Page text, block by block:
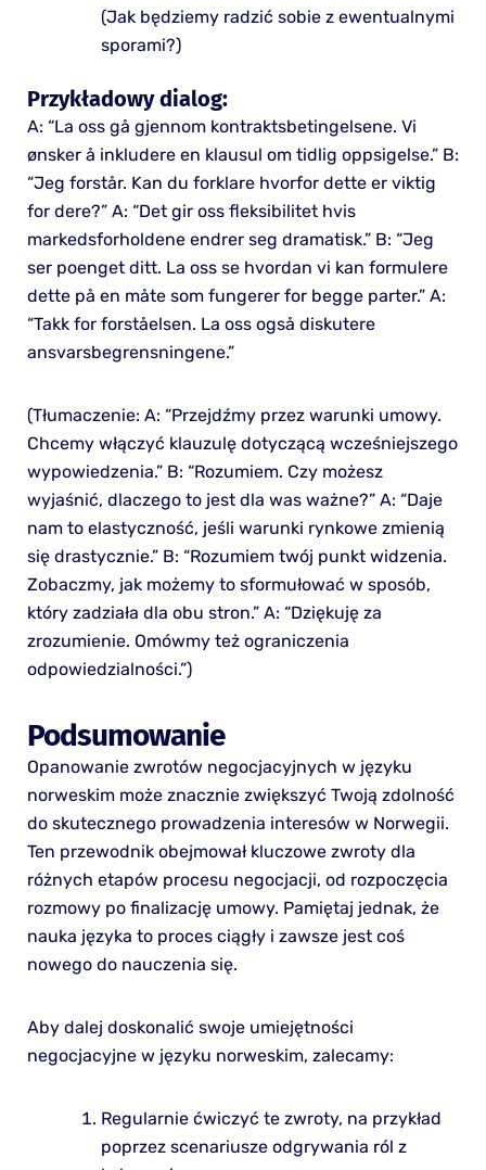
(Jak będziemy radzić sobie z ewentualnymi
sporami?)
Przykładowy dialog:
A: “La oss gå gjennom kontraktsbetingelsene. Vi
ønsker å inkludere en klausul om tidlig oppsigelse.” B:
“Jeg forstår. Kan du forklare hvorfor dette er viktig
for dere?” A: “Det gir oss fleksibilitet hvis
markedsforholdene endrer seg dramatisk.” B: “Jeg
ser poenget ditt. La oss se hvordan vi kan formulere
dette på en måte som fungerer for begge parter.” A:
“Takk for forståelsen. La oss også diskutere
ansvarsbegrensningene.”
(Tłumaczenie: A: “Przejdźmy przez warunki umowy.
Chcemy włączyć klauzulę dotyczącą wcześniejszego
wypowiedzenia.” B: “Rozumiem. Czy możesz
wyjaśnić, dlaczego to jest dla was ważne?” A: “Daje
nam to elastyczność, jeśli warunki rynkowe zmienią
się drastycznie.” B: “Rozumiem twój punkt widzenia.
Zobaczmy, jak możemy to sformułować w sposób,
który zadziała dla obu stron.” A: “Dziękuję za
zrozumienie. Omówmy też ograniczenia
odpowiedzialności.”)
Podsumowanie
Opanowanie zwrotów negocjacyjnych w języku
norweskim może znacznie zwiększyć Twoją zdolność
do skutecznego prowadzenia interesów w Norwegii.
Ten przewodnik obejmował kluczowe zwroty dla
różnych etapów procesu negocjacji, od rozpoczęcia
rozmowy po finalizację umowy. Pamiętaj jednak, że
nauka języka to proces ciągły i zawsze jest coś
nowego do nauczenia się.
Aby dalej doskonalić swoje umiejętności
negocjacyjne w języku norweskim, zalecamy:
Regularnie ćwiczyć te zwroty, na przykład
poprzez scenariusze odgrywania ról z